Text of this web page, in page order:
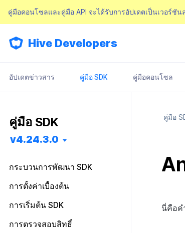
คู่มือคอนโซลและคู่มือ API จะได้รับการอัปเดตเป็นเวอร์ชั
Hive Developers
อัปเดตข่าวสาร คู่มือ SDK คู่มือคอนโซล
คู่มือ SDK
v4.24.3.0
กระบวนการพัฒนา SDK
เริ่มต้นใช้งาน
การติดตั้งล่วงหน้า
iOS
Android
หลังการติดตั้ง
การติดตั้งฟีเจอร์
iOS
Android
การกำหนดค่าที่เฉพาะเจาะจงกับ
การตั้งค่าเบื้องต้น
ไฟล์การตั้งค่า
การเริ่มต้น SDK
การตรวจสอบสิทธิ์
คู่มือ
นี่คือค